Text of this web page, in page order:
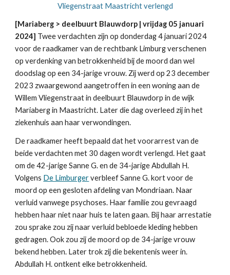
Vliegenstraat Maastricht verlengd
[Mariaberg > deelbuurt Blauwdorp | vrijdag 05 januari
2024] Twee verdachten zijn op donderdag 4 januari 2024
voor de raadkamer van de rechtbank Limburg verschenen
op verdenking van betrokkenheid bij de moord dan wel
doodslag op een 34-jarige vrouw. Zij werd op 23 december
2023 zwaargewond aangetroffen in een woning aan de
Willem Vliegenstraat in deelbuurt Blauwdorp in de wijk
Mariaberg in Maastricht. Later die dag overleed zij in het
ziekenhuis aan haar verwondingen.
De raadkamer heeft bepaald dat het voorarrest van de
beide verdachten met 30 dagen wordt verlengd. Het gaat
om de 42-jarige Sanne G. en de 34-jarige Abdullah H.
Volgens De Limburgerverbleef Sanne G. kort voor de
moord op een gesloten afdeling van Mondriaan. Naar
verluid vanwege psychoses. Haar familie zou gevraagd
hebben haar niet naar huis te laten gaan. Bij haar arrestatie
zou sprake zou zij naar verluid bebloede kleding hebben
gedragen. Ook zou zij de moord op de 34-jarige vrouw
bekend hebben. Later trok zij die bekentenis weer in.
Abdullah H. ontkent elke betrokkenheid.